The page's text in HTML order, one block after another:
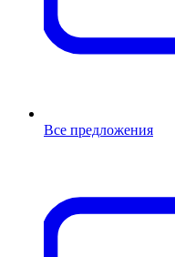
Все предложения